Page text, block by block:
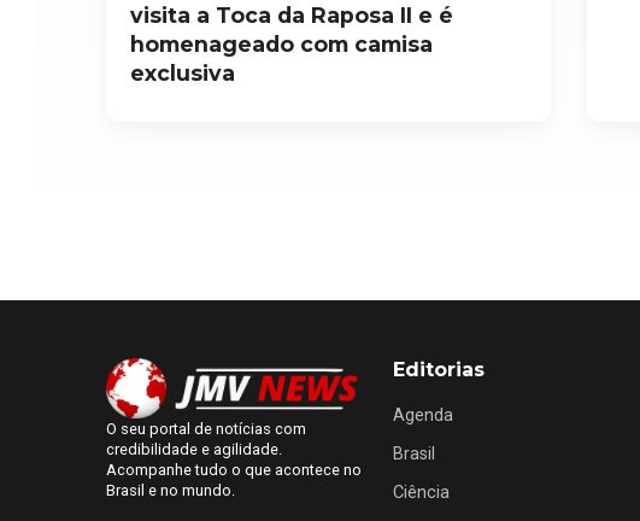
visita a Toca da Raposa II e é
homenageado com camisa
exclusiva
O seu portal de notícias com
credibilidade e agilidade.
Acompanhe tudo o que acontece no
Brasil e no mundo.
Editorias
Agenda
Brasil
Ciência